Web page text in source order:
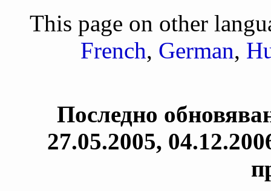
This page on other
French, German,
Последно
27.05.2005,